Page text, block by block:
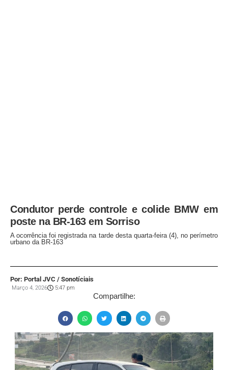
Condutor perde controle e colide BMW em
poste na BR-163 em Sorriso
A ocorrência foi registrada na tarde desta quarta-feira (4), no perímetro
urbano da BR-163
Por: Portal JVC / Sonotíciais
Março 4, 2026 5:47 pm
Compartilhe: